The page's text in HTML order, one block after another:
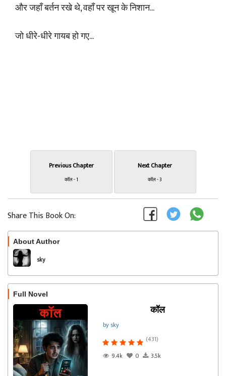
और जहाँ बर्तन रखे थे, वहाँ पर खून के निशान...
जो धीरे-धीरे गायब हो गए...
Previous Chapter
कॉल - 1
Next Chapter
कॉल - 3
Share This Book On:
About Author
sky
Full Novel
कॉल
by sky
(431)
9.4k
0 3.5k